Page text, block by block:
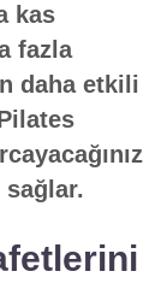
kas
fazla
daha etkili
sağlar.